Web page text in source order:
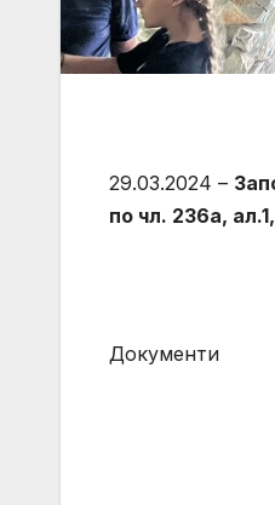
29.03.2024 –
по чл. 236а,
Документи